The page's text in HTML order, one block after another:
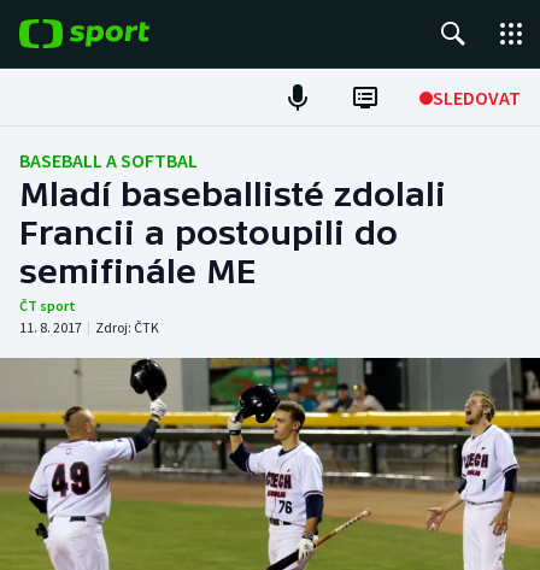
SLEDOVAT
Fotbal
Hokej
Tenis
Atletika
DALŠÍ SPORTY
Americký fotbal
Baseball a softbal
NEPŘEHLÉDNĚTE
Soutěže
BASEBALL A SOFTBAL
Mladí baseballisté zdolali
Francii a postoupili do
semifinále ME
ČT sport
11. 8. 2017 | Zdroj: ČTK